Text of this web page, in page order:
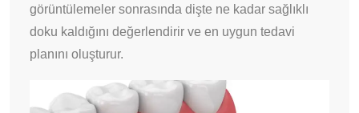
görüntülemeler sonrasında dişte ne kadar sağlıklı
doku kaldığını değerlendirir ve en uygun tedavi
planını oluşturur.